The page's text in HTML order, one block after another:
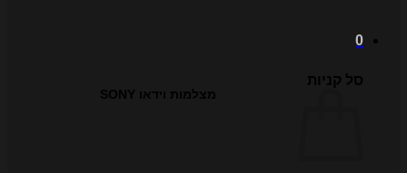
קניות
מצלמות וידאו SONY